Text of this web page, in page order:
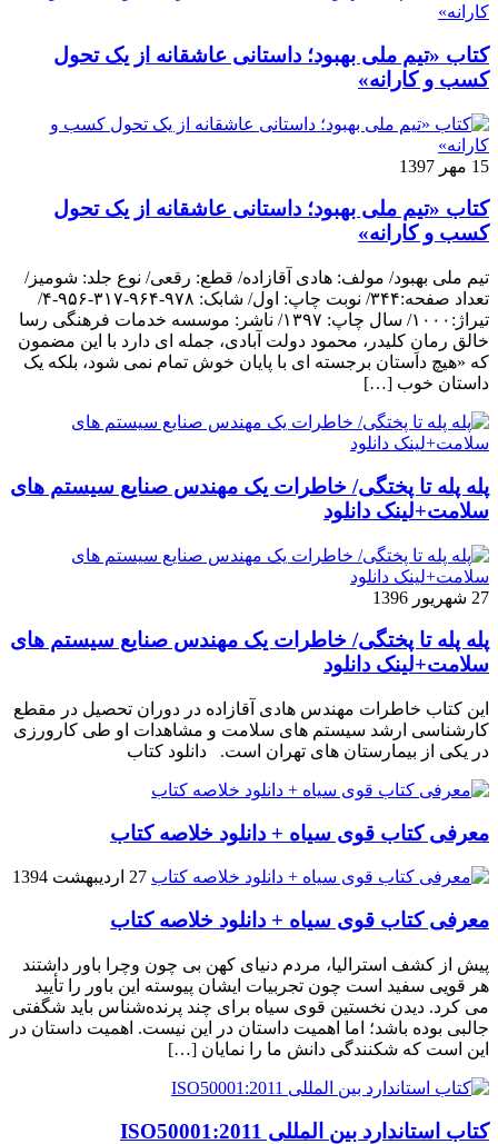
کتاب «تیم ملی بهبود؛ داستانی عاشقانه از یک تحول
کسب و کارانه»
15 مهر 1397
کتاب «تیم ملی بهبود؛ داستانی عاشقانه از یک تحول
کسب و کارانه»
تیم ملی بهبود/ مولف: هادی آقازاده/ قطع: رقعی/ نوع جلد: شومیز/
تعداد صفحه:۳۴۴/ نوبت چاپ: اول/ شابک: ۹۷۸-۹۶۴-۳۱۷-۹۵۶-۴/
تیراژ:۱۰۰۰/ سال چاپ: ۱۳۹۷/ ناشر: موسسه خدمات فرهنگی رسا
خالق رمانِ کلیدر، محمود دولت آبادی، جمله ای دارد با این مضمون
که «هیچ داستان برجسته ای با پایان خوش تمام نمی شود، بلکه یک
داستان خوب […]
پله پله تا پختگی/ خاطرات یک مهندس صنایع سیستم های
سلامت+لینک دانلود
27 شهریور 1396
پله پله تا پختگی/ خاطرات یک مهندس صنایع سیستم های
سلامت+لینک دانلود
این کتاب خاطرات مهندس هادی آقازاده در دوران تحصیل در مقطع
کارشناسی ارشد سیستم های سلامت و مشاهدات او طی کارورزی
در یکی از بیمارستان های تهران است. دانلود کتاب
معرفی کتاب قوی سیاه + دانلود خلاصه کتاب
27 اردیبهشت 1394
معرفی کتاب قوی سیاه + دانلود خلاصه کتاب
پیش از کشف استرالیا، مردم دنیاى کهن بی چون وچرا باور داشتند
هر قویى سفید است چون تجربیات ایشان پیوسته این باور را تأیید
می کرد. دیدن نخستین قوى سیاه براى چند پرنده‌شناس باید شگفتى
جالبى بوده باشد؛ اما اهمیت داستان در این نیست. اهمیت داستان در
این است که شکنندگى دانش ما را نمایان […]
کتاب استاندارد بین المللی ISO50001:2011